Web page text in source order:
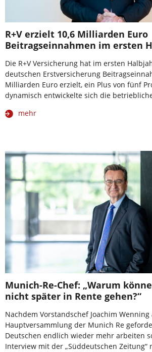
R+V erzielt 10,6 Milliarden Euro
Beitragseinnahmen im ersten
Die R+V Versicherung hat im ersten
deutschen Erstversicherung
Milliarden Euro erzielt, ein Plus von fünf
dynamisch entwickelte sich die
mehr
Munich-Re-Chef: „Warum
nicht später in Rente gehen?“
Nachdem Vorstandschef Joachim
Hauptversammlung der Munich Re
Deutschen endlich wieder mehr arbeiten
Interview mit der „Süddeutschen Zeitung“